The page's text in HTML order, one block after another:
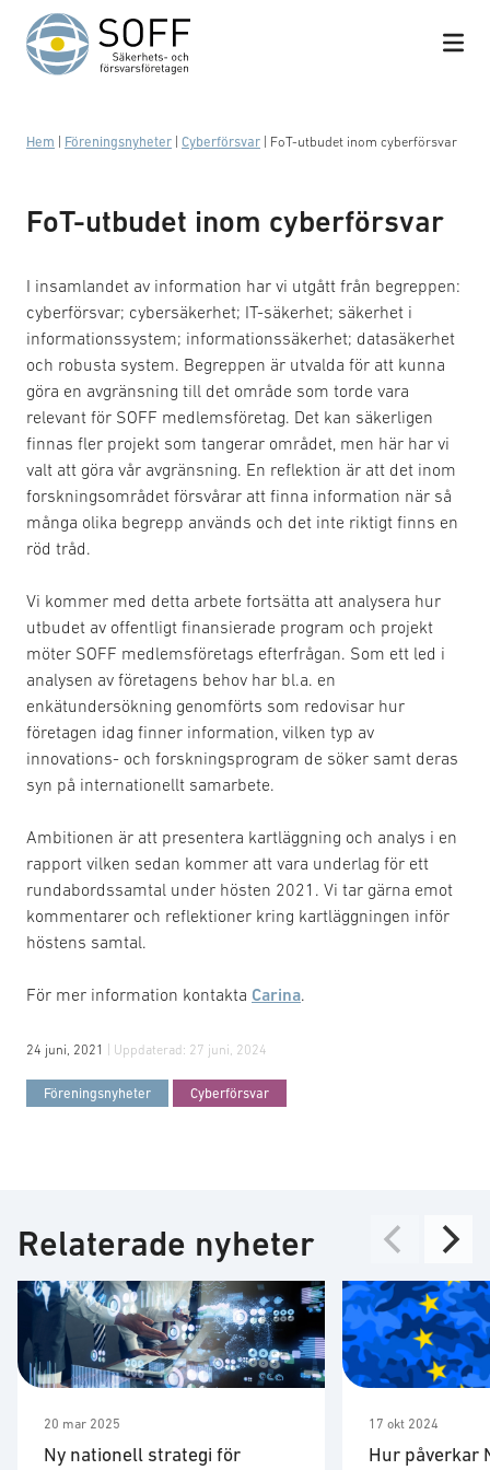
Hoppa till innehåll
Hem Föreningsnyheter Cyberförsvar FoT-utbudet inom cyberförsvar
FoT-utbudet inom cyberförsvar
I insamlandet av information har vi utgått från begreppen:
cyberförsvar; cybersäkerhet; IT-säkerhet; säkerhet i
informationssystem; informationssäkerhet; datasäkerhet
och robusta system. Begreppen är utvalda för att kunna
göra en avgränsning till det område som torde vara
relevant för SOFF medlemsföretag. Det kan säkerligen
finnas fler projekt som tangerar området, men här har vi
valt att göra vår avgränsning. En reflektion är att det inom
forskningsområdet försvårar att finna information när så
många olika begrepp används och det inte riktigt finns en
röd tråd.
Vi kommer med detta arbete fortsätta att analysera hur
utbudet av offentligt finansierade program och projekt
möter SOFF medlemsföretags efterfrågan. Som ett led i
analysen av företagens behov har bl.a. en
enkätundersökning genomförts som redovisar hur
företagen idag finner information, vilken typ av
innovations- och forskningsprogram de söker samt deras
syn på internationellt samarbete.
Ambitionen är att presentera kartläggning och analys i en
rapport vilken sedan kommer att vara underlag för ett
rundabordssamtal under hösten 2021. Vi tar gärna emot
kommentarer och reflektioner kring kartläggningen inför
höstens samtal.
För mer information kontakta Carina.
24 juni, 2021 | Uppdaterad: 27 juni, 2024
Föreningsnyheter Cyberförsvar
Relaterade nyheter
20 mar 2025
​Ny nationell strategi för
17 okt 2024
Hur påverkar